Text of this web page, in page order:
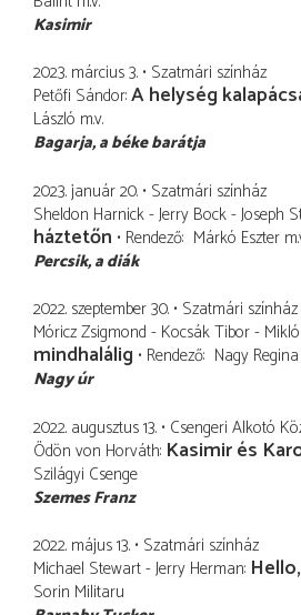
Kasimir
2023. március 3. Szatmári színház
Petőfi Sándor A helység
László m.v.
Bagarja a béke barátja
2023. január 20. Szatmári színház
Sheldon Harnick - Jerry Bock - Joseph
háztetőn Rendező Márkó Eszter
Percsik a diák
2022. szeptember 30. Szatmári színház
Móricz Zsigmond - Kocsák Tibor -
mindhalálig Rendező Nagy Regina
Nagy úr
2022. augusztus 13. Csengeri Alkotó
Ödön von Horváth Kasimir és
Szilágyi Csenge
Szemes Franz
2022. május 13. Szatmári színház
Michael Stewart - Jerry Herman
Sorin Militaru